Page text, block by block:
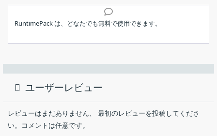
ージ。Microsoft Visual C ++ 再配布可能パッケージおよび、ほと
んどの DLL や DCX ファイルのランタイム／ライブラリをインス
トールします。
RuntimePack の概要
RuntimePack は、Windows に追加のランタイムライブラリを一
メーカー：
使用言語： 英語
最終更新日： 5年前 (2021/08/28)
ダウンロード数：
インストールの確認
インストールの完了
インストール
［Yes］をクリックすると、インストールが開始します。
RuntimePack は、どなたでも無料で使用できます。
ユーザーレビュー
レビューはまだありません、 最初のレビューを投稿してくださ
い。コメントは任意です。